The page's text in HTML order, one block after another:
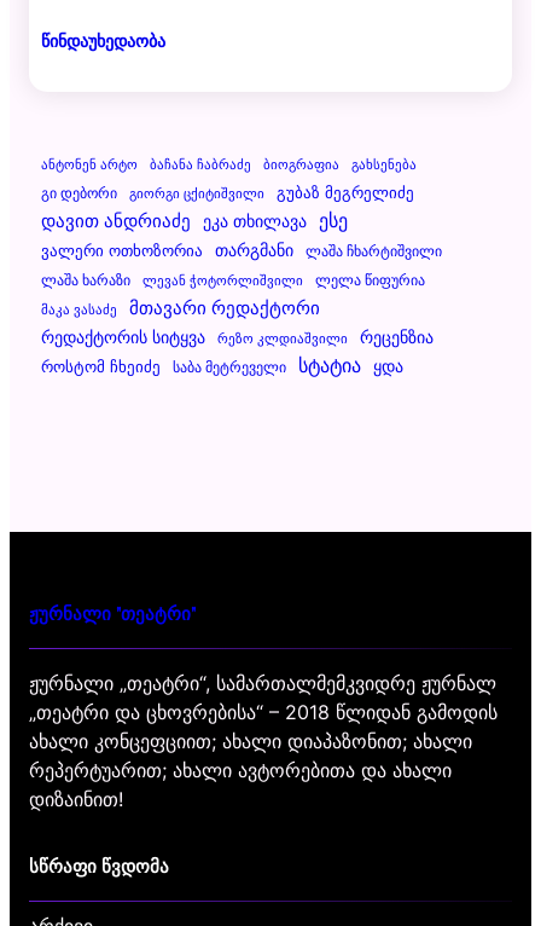
წინდაუხედაობა
Ანტონენ Არტო Ბაჩანა Ჩაბრაძე Ბიოგრაფია
Გახსენება
Გი Დებორი
Გიორგი Ცქიტიშვილი Გუბაზ Მეგრელიძე
Დავით Ანდრიაძე Ეკა Თხილავა Ესე
Ვალერი Ოთხოზორია Თარგმანი Ლაშა Ჩხარტიშვილი
Ლაშა Ხარაზი Ლევან Ჭოტორლიშვილი
Ლელა Წიფურია
Მაკა Ვასაძე
Მთავარი Რედაქტორი
Რედაქტორის Სიტყვა Რეზო Კლდიაშვილი Რეცენზია
Როსტომ Ჩხეიძე Საბა Მეტრეველი Სტატია Ყდა
ჟურნალი "თეატრი"
ჟურნალი „თეატრი“, სამართალმემკვიდრე ჟურნალ
„თეატრი და ცხოვრებისა“ – 2018 წლიდან გამოდის
ახალი კონცეფციით; ახალი დიაპაზონით; ახალი
რეპერტუარით; ახალი ავტორებითა და ახალი
დიზაინით!
სწრაფი წვდომა